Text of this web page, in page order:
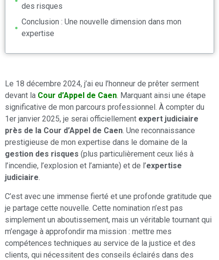
des risques
Conclusion : Une nouvelle dimension dans mon
expertise
Le 18 décembre 2024, j’ai eu l’honneur de prêter serment
devant la Cour d’Appel de Caen. Marquant ainsi une étape
significative de mon parcours professionnel. À compter du
1er janvier 2025, je serai officiellement expert judiciaire
près de la Cour d’Appel de Caen. Une reconnaissance
prestigieuse de mon expertise dans le domaine de la
gestion des risques (plus particulièrement ceux liés à
l’incendie, l’explosion et l’amiante) et de l’expertise
judiciaire.
C’est avec une immense fierté et une profonde gratitude que
je partage cette nouvelle. Cette nomination n’est pas
simplement un aboutissement, mais un véritable tournant qui
m’engage à approfondir ma mission : mettre mes
compétences techniques au service de la justice et des
clients, qui nécessitent des conseils éclairés dans des